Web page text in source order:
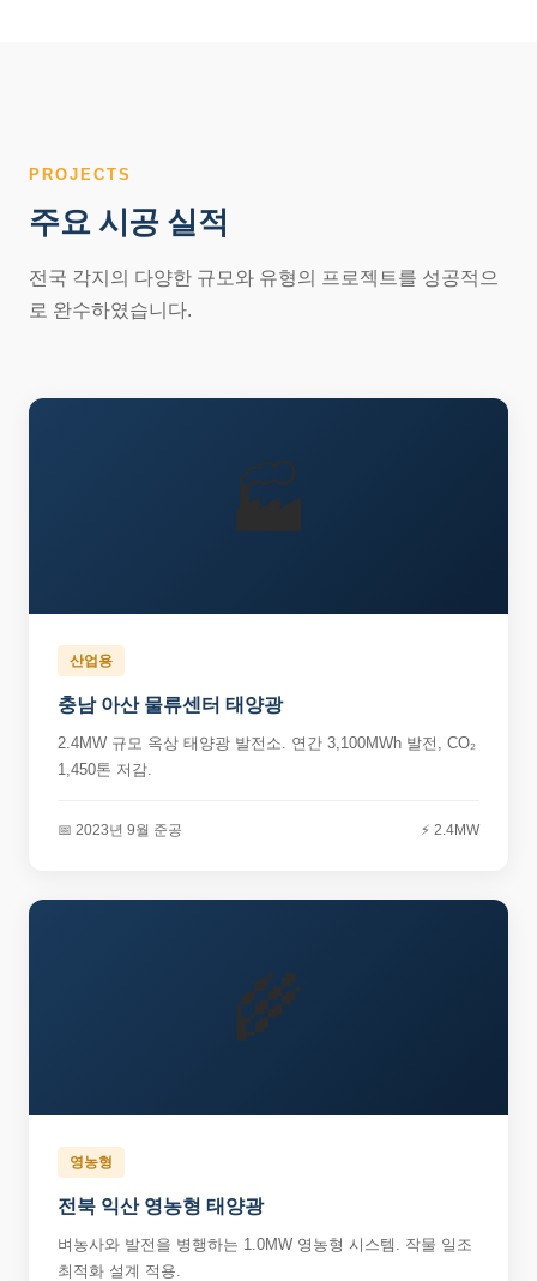
PROJECTS
주요 시공 실적
전국 각지의 다양한 규모와 유형의 프로젝트를 성공적으
로 완수하였습니다.
🏭
산업용
충남 아산 물류센터 태양광
2.4MW 규모 옥상 태양광 발전소. 연간 3,100MWh 발전, CO₂
1,450톤 저감.
📅 2023년 9월 준공 ⚡ 2.4MW
🌾
영농형
전북 익산 영농형 태양광
벼농사와 발전을 병행하는 1.0MW 영농형 시스템. 작물 일조
최적화 설계 적용.